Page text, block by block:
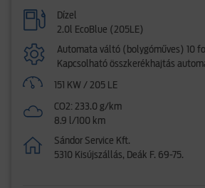
Dízel
2.0l EcoBlue (205LE)
Automata váltó (bolygóműves) 10
Kapcsolható összkerékhajtás
151 KW / 205 LE
CO2: 233.0 g/km
8.9 l/100 km
Sándor Service Kft.
5310 Kisújszállás, Deák F. 69-75.